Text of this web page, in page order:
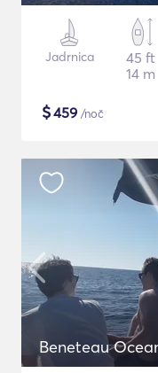
Jadrnica
45 ft
14 m
$459 /noč
Beneteau